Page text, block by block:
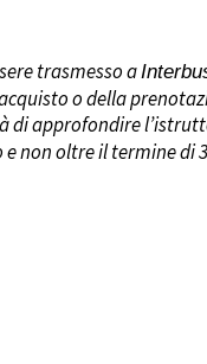
trasmesso a
o della
di approfondire
non oltre il termine di